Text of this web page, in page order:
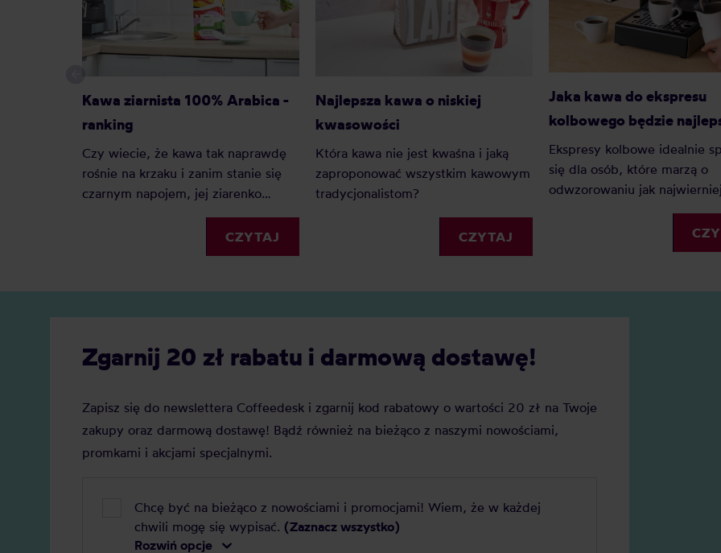
Kawa ziarnista 100% Arabica -
ranking
Czy wiecie, że kawa tak naprawdę
rośnie na krzaku i zanim stanie się
czarnym napojem, jej ziarenko
otacza słodki owoc? Istnieją tylko
dwa gatunki kawy: Arabika i Robusta
CZYTAJ
Najlepsza kawa o niskiej
kwasowości
Która kawa nie jest kwaśna i jaką
zaproponować wszystkim kawowym
tradycjonalistom?
CZYTAJ
Jaka kawa do ekspresu
kolbowego będzie
Ekspresy kolbowe idealnie
się dla osób, które marzą o
odwzorowaniu jak najwierniej
kawiarnianych warunków we
własnej kuchni. Jaka kawa
ekspresu kolbowego
Zgarnij 20 zł rabatu i darmową dostawę!
Zapisz się do newslettera Coffeedesk i zgarnij kod rabatowy o wartości 20 zł na Twoje
zakupy oraz darmową dostawę! Bądź również na bieżąco z naszymi nowościami,
promkami i akcjami specjalnymi.
Chcę być na bieżąco z nowościami i promocjami! Wiem, że w każdej
chwili mogę się wypisać. (Zaznacz wszystko)
Rozwiń opcje